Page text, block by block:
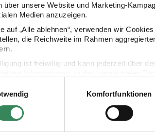
über unsere Website und Marketing-
Medien anzuzeigen.
auf „Alle ablehnen“, verwenden wir
die Reichweite im Rahmen
ist freiwillig und kann jederzeit über
Datenschutz Vertrag widerrufen
Komfortfunktionen
Poetry Bascetta Origamipapiere Weiß-Silber
Paper